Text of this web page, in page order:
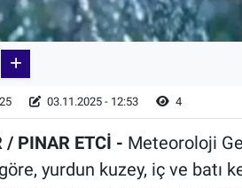
03.11.2025 - 12:53 4
/ PINAR ETCİ - Meteoroloji
yurdun kuzey, iç ve batı